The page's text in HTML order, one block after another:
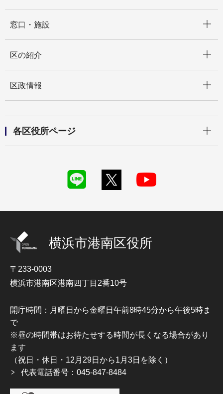
窓口・施設
区の紹介
区政情報
各区役所ページ
横浜市港南区役所
〒233-0003
横浜市港南区港南四丁目2番10号
開庁時間：月曜日から金曜日午前8時45分から午後5時ま
で
※昼の時間帯はお待たせする時間が長くなる場合があり
ます
（祝日・休日・12月29日から1月3日を除く）
代表電話番号：045-847-8484